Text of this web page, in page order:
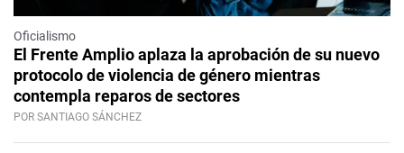
Oficialismo
El Frente Amplio aplaza la aprobación de su nuevo
protocolo de violencia de género mientras
contempla reparos de sectores
POR SANTIAGO SÁNCHEZ